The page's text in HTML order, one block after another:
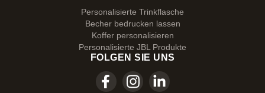
Personalisierte Trinkflasche
Becher bedrucken lassen
Koffer personalisieren
Personalisierte JBL Produkte
FOLGEN SIE UNS